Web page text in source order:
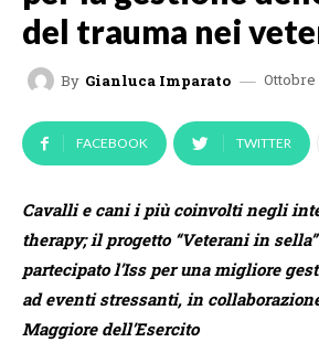
del trauma nei
By Gianluca Imparato Ottobre
FACEBOOK TWITTER
Cavalli e cani i più coinvolti negli
therapy; il progetto “Veterani in
partecipato l’Iss per una migliore
ad eventi stressanti, in
Maggiore dell’Esercito